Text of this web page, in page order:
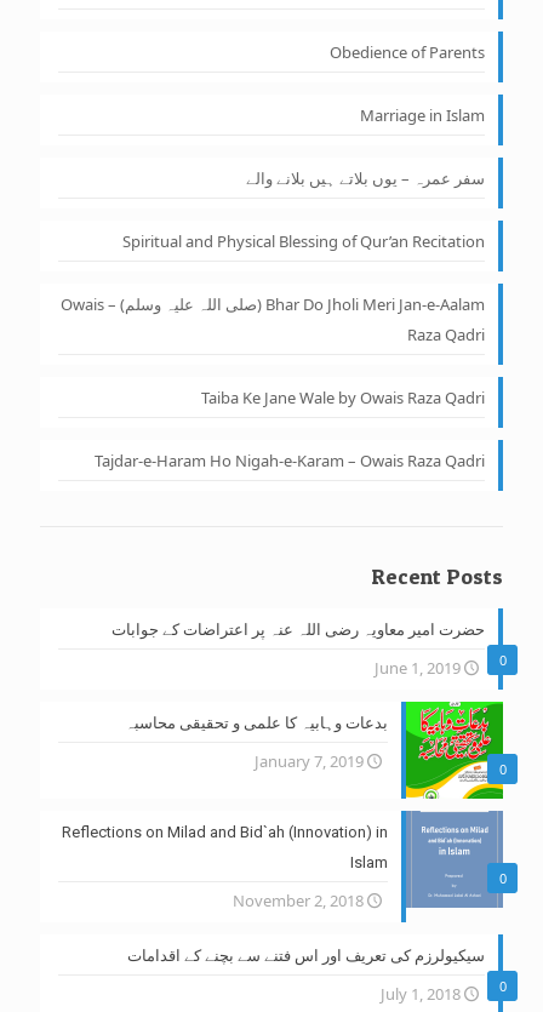
Obedience of Parents
Marriage in Islam
سفر عمرہ – یوں بلاتے ہیں بلانے والے
Spiritual and Physical Blessing of Qur’an Recitation
Bhar Do Jholi Meri Jan-e-Aalam (صلی اللہ علیہ وسلم) – Owais
Raza Qadri
Taiba Ke Jane Wale by Owais Raza Qadri
Tajdar-e-Haram Ho Nigah-e-Karam – Owais Raza Qadri
Recent Posts
0
حضرت امیر معاویہ رضی اللہ عنہ پر اعتراضات کے جوابات
June 1, 2019
0
بدعات وہابیہ کا علمی و تحقیقی محاسبہ
January 7, 2019
0
Reflections on Milad and Bid`ah (Innovation) in
Islam
November 2, 2018
0
سیکیولرزم کی تعریف اور اس فتنے سے بچنے کے اقدامات
July 1, 2018